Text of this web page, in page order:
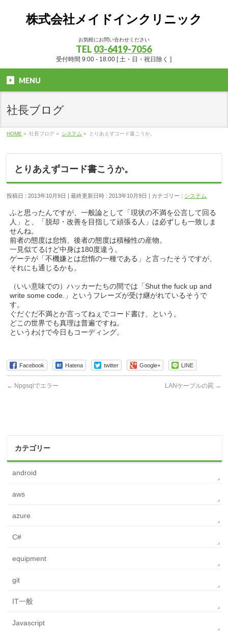
株式会社メイドインクリニック
お気軽にお問い合わせください
TEL 03-6419-7056
受付時間 9:00 - 18:00 [ 土・日・祝日除く ]
MENU
社長ブログ
HOME » 社長ブログ » システム » とりあえずコード書こうか。
とりあえずコード書こうか。
投稿日 : 2013年10月9日 最終更新日時 : 2013年10月9日 カテゴリー : システム
ふと思ったんですが、一般論として「現状の不満を公言して回る
人」と、「脱却・改善を目指して頑張る人」は必ずしも一致しま
せんね。
前者の態度は怠惰、後者の態度は積極性の産物。
一見似てるけど中身は180度違う。
ゲーテが「不機嫌とは怠惰の一種である」と言ったそうですが、
それにも通じるかも。
（いい意味での）ハッカーたちの間では「Shut the fuck up and
write some code.」というフレーズが受け継がれているそうで
す。
ぐだぐだ不満とか言ってねぇでコード書け、という。
どこの世界でも真理は普遍ですね。
というわけで今日もコーディング。
Facebook Hatena twitter Google+ LINE
← Npgsqlでエラー LANケーブルの罠 →
カテゴリー
android
aws
azure
C#
equipment
git
IT一般
Javascript